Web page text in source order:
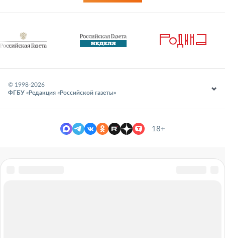
© 1998-2026
ФГБУ «Редакция «Российской газеты»
18+